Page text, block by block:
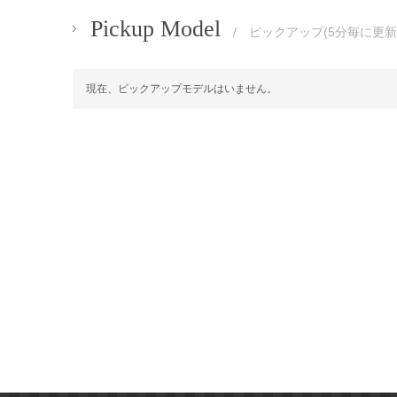
Pickup Model / ピックアップ(5分毎に更
現在、ピックアップモデルはいません。